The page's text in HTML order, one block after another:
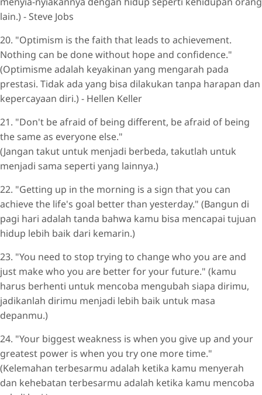
lain.) - Steve Jobs
20. "Optimism is the faith that leads to achievement.
Nothing can be done without hope and confidence."
(Optimisme adalah keyakinan yang mengarah pada
prestasi. Tidak ada yang bisa dilakukan tanpa harapan dan
kepercayaan diri.) - Hellen Keller
21. "Don't be afraid of being different, be afraid of being
the same as everyone else."
(Jangan takut untuk menjadi berbeda, takutlah untuk
menjadi sama seperti yang lainnya.)
22. "Getting up in the morning is a sign that you can
achieve the life's goal better than yesterday." (Bangun di
pagi hari adalah tanda bahwa kamu bisa mencapai tujuan
hidup lebih baik dari kemarin.)
23. "You need to stop trying to change who you are and
just make who you are better for your future." (kamu
harus berhenti untuk mencoba mengubah siapa dirimu,
jadikanlah dirimu menjadi lebih baik untuk masa
depanmu.)
24. "Your biggest weakness is when you give up and your
greatest power is when you try one more time."
(Kelemahan terbesarmu adalah ketika kamu menyerah
dan kehebatan terbesarmu adalah ketika kamu mencoba